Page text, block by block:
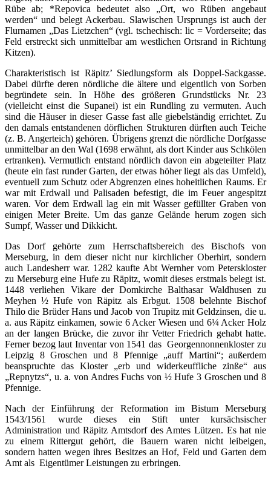
Rübe ab; *Repovica bedeutet also „Ort, wo Rüben angebaut
werden“ und belegt Ackerbau. Slawischen Ursprungs ist auch der
Flurnamen „Das Lietzchen“ (vgl. tschechisch: lic = Vorderseite; das
Feld erstreckt sich unmittelbar am westlichen Ortsrand in Richtung
Kitzen).
Charakteristisch ist Räpitz’ Siedlungsform als Doppel-Sackgasse.
Dabei dürfte deren nördliche die ältere und eigentlich von Sorben
begründete sein. In Höhe des größeren Grundstücks Nr. 23
(vielleicht einst die Supanei) ist ein Rundling zu vermuten. Auch
sind die Häuser in dieser Gasse fast alle giebelständig errichtet. Zu
den damals entstandenen dörflichen Strukturen dürften auch Teiche
(z. B. Angerteich) gehören. Übrigens grenzt die nördliche Dorfgasse
unmittelbar an den Wal (1698 erwähnt, als dort Kinder aus Schkölen
ertranken). Vermutlich entstand nördlich davon ein abgeteilter Platz
(heute ein fast runder Garten, der etwas höher liegt als das Umfeld),
eventuell zum Schutz oder Abgrenzen eines hoheitlichen Raums. Er
war mit Erdwall und Palisaden befestigt, die im Feuer angespitzt
waren. Vor dem Erdwall lag ein mit Wasser gefüllter Graben von
einigen Meter Breite. Um das ganze Gelände herum zogen sich
Sumpf, Wasser und Dikkicht.
Das Dorf gehörte zum Herrschaftsbereich des Bischofs von
Merseburg, in dem dieser nicht nur kirchlicher Oberhirt, sondern
auch Landesherr war. 1282 kaufte Abt Wernher vom Peterskloster
zu Merseburg eine Hufe zu Räpitz, womit dieses erstmals belegt ist.
1448 verliehen Vikare der Domkirche Balthasar Waldhusen zu
Meyhen ½ Hufe von Räpitz als Erbgut. 1508 belehnte Bischof
Thilo die Brüder Hans und Jacob von Trupitz mit Geldzinsen, die u.
a. aus Räpitz einkamen, sowie 6 Acker Wiesen und 6¼ Acker Holz
an der langen Brücke, die zuvor ihr Vetter Friedrich gehabt hatte.
Ferner bezog laut Inventar von 1541 das Georgennonnenkloster zu
Leipzig 8 Groschen und 8 Pfennige „auff Martini“; außerdem
beanspruchte das Kloster „erb und widerkeuffliche zinße“ aus
„Repnytzs“, u. a. von Andres Fuchs von ½ Hufe 3 Groschen und 8
Pfennige.
Nach der Einführung der Reformation im Bistum Merseburg
1543/1561 wurde dieses ein Stift unter kursächsischer
Administration und Räpitz Amtsdorf des Amtes Lützen. Es hat nie
zu einem Rittergut gehört, die Bauern waren nicht leibeigen,
sondern hatten wegen ihres Besitzes an Hof, Feld und Garten dem
Amt als Eigentümer Leistungen zu erbringen.